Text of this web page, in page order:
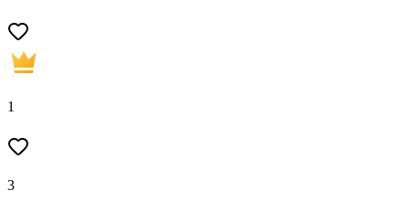
1
3